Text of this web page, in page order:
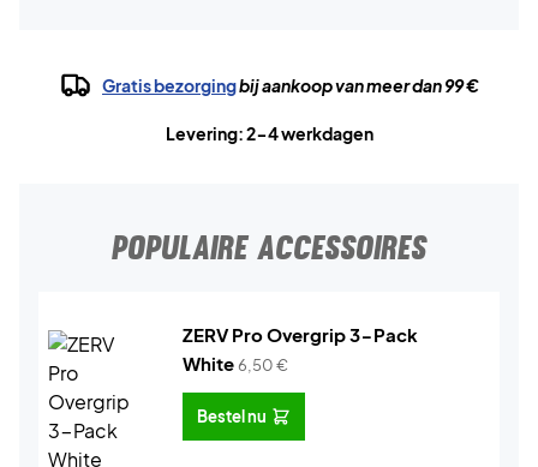
Gratis bezorgingbij aankoop van meer dan 99 €
Levering: 2-4 werkdagen
POPULAIRE ACCESSOIRES
ZERV Pro Overgrip 3-Pack
White6,50€
Bestel nu